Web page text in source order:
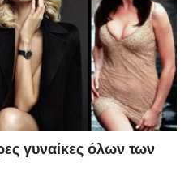
γυναίκες όλων των